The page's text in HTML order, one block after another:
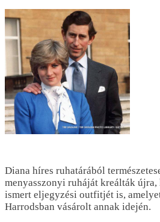
Diana híres ruhatárából
menyasszonyi ruháját kreálták újra,
ismert eljegyzési outfitjét is,
Harrodsban vásárolt annak idején.